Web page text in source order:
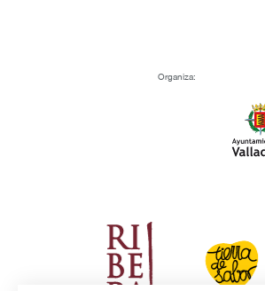
Organiza: